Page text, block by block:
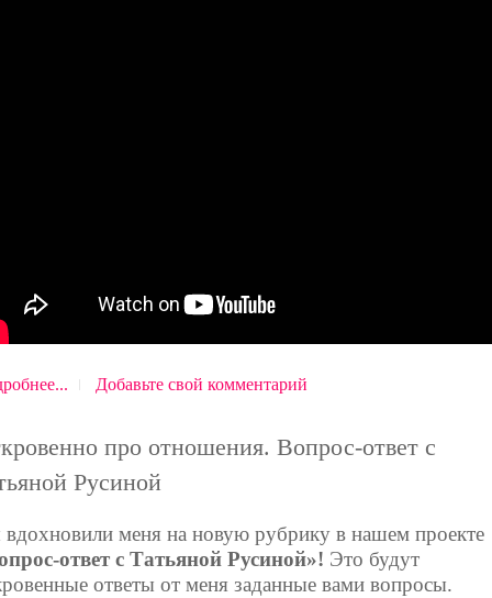
Добавьте свой комментарий
про отношения. Вопрос-ответ с
Русиной
меня на новую рубрику в нашем проекте
ответ с Татьяной Русиной»! Это будут
ответы от меня заданные вами вопросы.